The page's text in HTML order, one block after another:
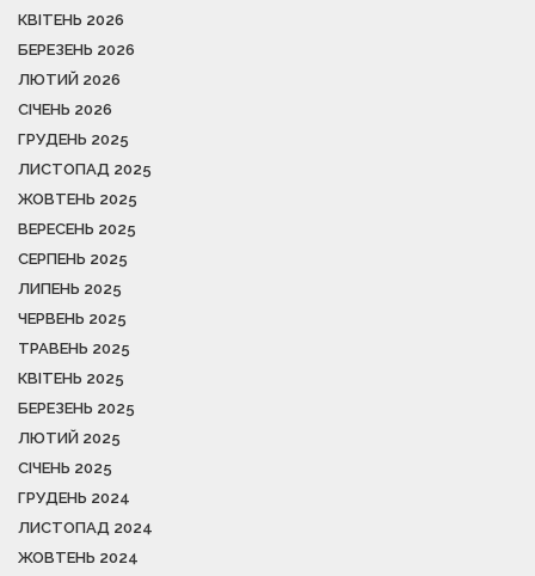
КВІТЕНЬ 2026
БЕРЕЗЕНЬ 2026
ЛЮТИЙ 2026
СІЧЕНЬ 2026
ГРУДЕНЬ 2025
ЛИСТОПАД 2025
ЖОВТЕНЬ 2025
ВЕРЕСЕНЬ 2025
СЕРПЕНЬ 2025
ЛИПЕНЬ 2025
ЧЕРВЕНЬ 2025
ТРАВЕНЬ 2025
КВІТЕНЬ 2025
БЕРЕЗЕНЬ 2025
ЛЮТИЙ 2025
СІЧЕНЬ 2025
ГРУДЕНЬ 2024
ЛИСТОПАД 2024
ЖОВТЕНЬ 2024